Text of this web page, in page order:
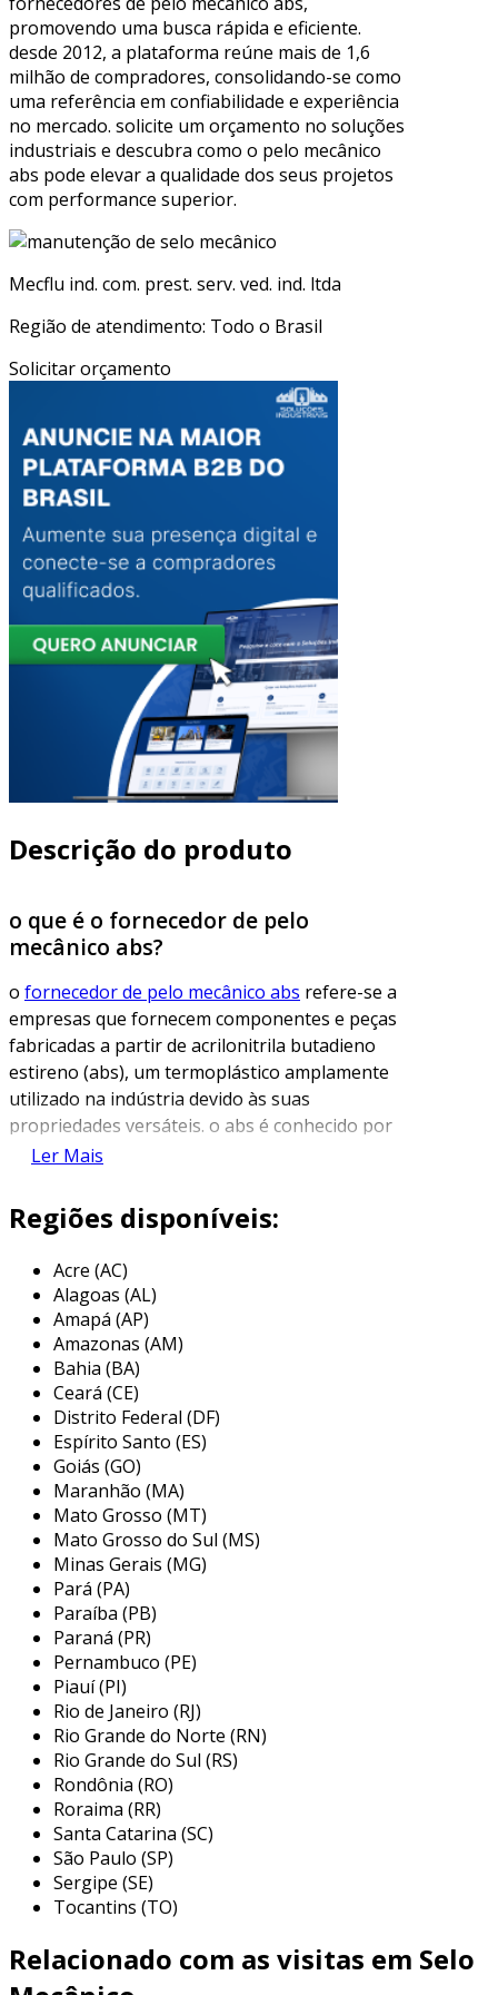
promovendo uma busca rápida e eficiente.
desde 2012, a plataforma reúne mais de 1,6
milhão de compradores, consolidando-se como
uma referência em confiabilidade e experiência
no mercado. solicite um orçamento no soluções
industriais e descubra como o pelo mecânico
abs pode elevar a qualidade dos seus projetos
com performance superior.
Mecflu ind. com. prest. serv. ved. ind. ltda
Região de atendimento: Todo o Brasil
Solicitar orçamento
Descrição do produto
o que é o fornecedor de pelo
mecânico abs?
o fornecedor de pelo mecânico abs refere-se a
empresas que fornecem componentes e peças
fabricadas a partir de acrilonitrila butadieno
estireno (abs), um termoplástico amplamente
utilizado na indústria devido às suas
propriedades versáteis. o abs é conhecido por
sua alta resistência ao impacto, dureza e
a produção de uma variedade de produtos,
incluindo peças automotivas, eletrodomésticos
e itens de design industrial.
o papel dos fornecedores é fornecer materiais
de qualidade, garantindo que as indústrias
tenham acesso a produtos que atendam aos
padrões de desempenho e segurança exigidos
pelo mercado. o uso do abs é notável em
setores como o automotivo, onde
componentes como painéis, maçanetas e
sistemas de ventilação são frequentemente
feitos desse material.
principais aplicações do fornecedor
de pelo mecânico abs
os fornecedores de pelo mecânico abs atendem
a uma gama diversificada de indústrias,
oferecendo produtos que variam em
complexidade e aplicação. abaixo estão
algumas das principais áreas onde o abs é
amplamente utilizado:
peças automotivas:
utilizado na fabricação de peças que
requerem resistência e durabilidade, como
fachadas, capas de motores e suportes de
componentes.
eletrônicos de consumo: em dispositivos
eletrônicos, como smartphones e laptops,
Ler Mais
Regiões disponíveis:
Acre (AC)
Alagoas (AL)
Amapá (AP)
Amazonas (AM)
Bahia (BA)
Ceará (CE)
Distrito Federal (DF)
Espírito Santo (ES)
Goiás (GO)
Maranhão (MA)
Mato Grosso (MT)
Mato Grosso do Sul (MS)
Minas Gerais (MG)
Pará (PA)
Paraíba (PB)
Paraná (PR)
Pernambuco (PE)
Piauí (PI)
Rio de Janeiro (RJ)
Rio Grande do Norte (RN)
Rio Grande do Sul (RS)
Rondônia (RO)
Roraima (RR)
Santa Catarina (SC)
São Paulo (SP)
Sergipe (SE)
Tocantins (TO)
Relacionado com as visitas em Selo